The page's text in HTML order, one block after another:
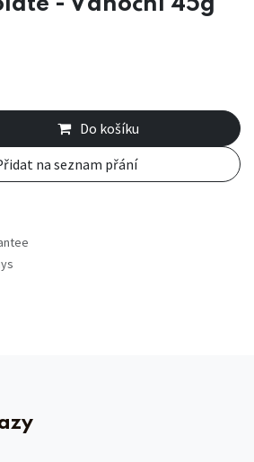
Do košíku
na seznam přání